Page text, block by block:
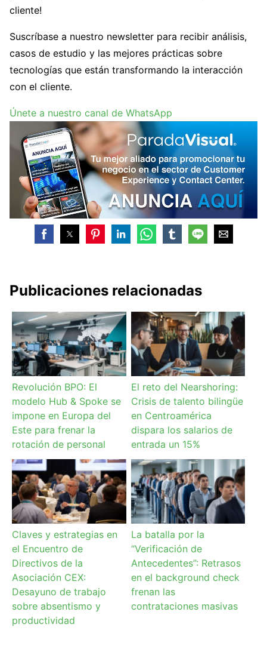
cliente!
Suscríbase a nuestro newsletter para recibir análisis,
casos de estudio y las mejores prácticas sobre
tecnologías que están transformando la interacción
con el cliente.
Únete a nuestro canal de WhatsApp
Publicaciones relacionadas
Revolución BPO: El
modelo Hub & Spoke se
impone en Europa del
Este para frenar la
rotación de personal
El reto del Nearshoring:
Crisis de talento bilingüe
en Centroamérica
dispara los salarios de
entrada un 15%
Claves y estrategias en
el Encuentro de
Directivos de la
Asociación CEX:
Desayuno de trabajo
sobre absentismo y
productividad
La batalla por la
“Verificación de
Antecedentes”: Retrasos
en el background check
frenan las
contrataciones masivas